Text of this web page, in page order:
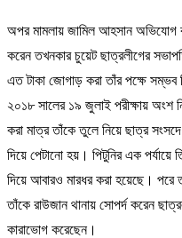
অপর মামলায় জামিল আহসান অভিযোগ
করেন তখনকার চুয়েট ছাত্রলীগের
এত টাকা জোগাড় করা তাঁর পক্ষে সম্ভব
২০১৮ সালের ১৯ জুলাই পরীক্ষায় অংশ
করা মাত্র তাঁকে তুলে নিয়ে ছাত্র
দিয়ে পেটানো হয়। পিটুনির এক পর্যায়ে
দিয়ে আবারও মারধর করা হয়েছে। পরে
তাঁকে রাউজান থানায় সোপর্দ করেন
কারাভোগ করেছেন।